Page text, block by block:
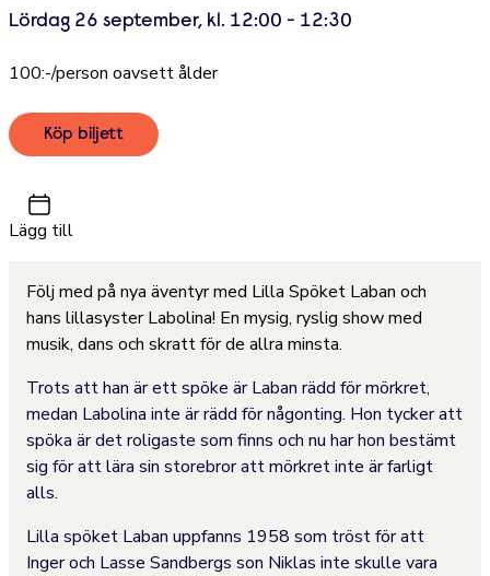
Lördag 26 september, kl. 12:00 - 12:30
100:-/person oavsett ålder
Köp biljett
Lägg till
Följ med på nya äventyr med Lilla Spöket Laban och
hans lillasyster Labolina! En mysig, ryslig show med
musik, dans och skratt för de allra minsta.
Trots att han är ett spöke är Laban rädd för mörkret,
medan Labolina inte är rädd för någonting. Hon tycker att
spöka är det roligaste som finns och nu har hon bestämt
sig för att lära sin storebror att mörkret inte är farligt
alls.
Lilla spöket Laban uppfanns 1958 som tröst för att
Inger och Lasse Sandbergs son Niklas inte skulle vara